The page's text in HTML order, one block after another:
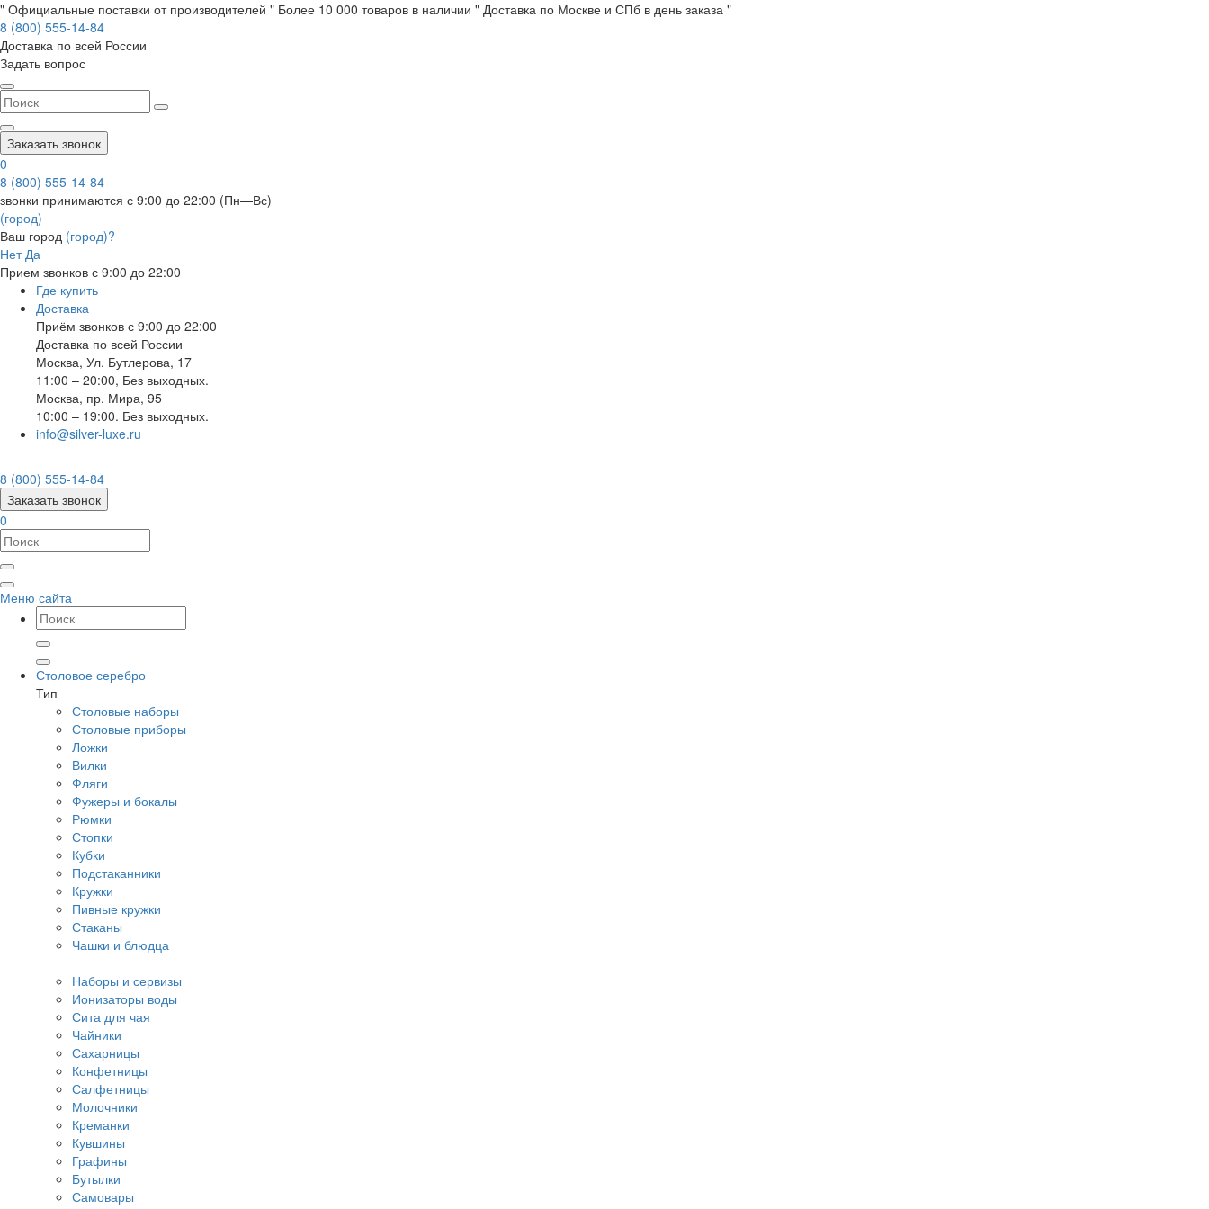
" Официальные поставки от производителей " Более 10 000 товаров в наличии " Доставка по Москве и СПб в день заказа "
8 (800) 555-14-84
Доставка по всей России
Задать вопрос
Заказать звонок
0
8 (800) 555-14-84
звонки принимаются с 9:00 до 22:00 (Пн—Вс)
(город)
Ваш город (город)?
Нет Да
Прием звонков с 9:00 до 22:00
Где купить
Доставка
Приём звонков с 9:00 до 22:00
Доставка по всей России
Москва, Ул. Бутлерова, 17
11:00 – 20:00, Без выходных.
Москва, пр. Мира, 95
10:00 – 19:00. Без выходных.
info@silver-luxe.ru
8 (800) 555-14-84
Заказать звонок
0
Меню сайта
Столовое серебро
Тип
Столовые наборы
Столовые приборы
Ложки
Вилки
Фляги
Фужеры и бокалы
Рюмки
Стопки
Кубки
Подстаканники
Кружки
Пивные кружки
Стаканы
Чашки и блюдца
Наборы и сервизы
Ионизаторы воды
Сита для чая
Чайники
Сахарницы
Конфетницы
Салфетницы
Молочники
Креманки
Кувшины
Графины
Бутылки
Самовары